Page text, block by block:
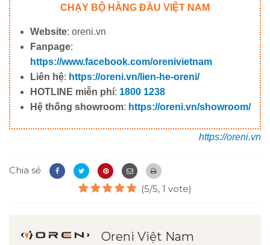
CHẠY BỘ HÀNG ĐẦU VIỆT NAM
Website: oreni.vn
Fanpage:
https://www.facebook.com/orenivietnam
Liên hệ: https://oreni.vn/lien-he-oreni/
HOTLINE miễn phí: 1800 1238
Hệ thống showroom: https://oreni.vn/showroom/
https://oreni.vn
Chia sẻ
(5/5, 1 vote)
Oreni Việt Nam